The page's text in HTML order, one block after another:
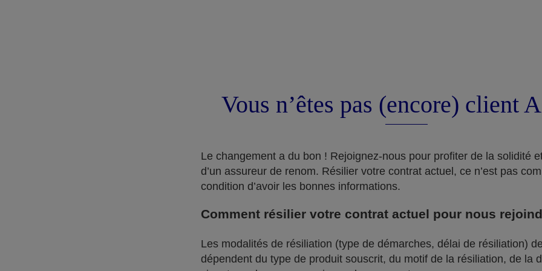
Vous n’êtes pas (encore) client
Le changement a du bon ! Rejoignez-nous pour profiter de la solidité
d’un assureur de renom. Résilier votre contrat actuel, ce n’est pas
condition d’avoir les bonnes informations.
Comment résilier votre contrat actuel pour nous
Les modalités de résiliation (type de démarches, délai de résiliation)
dépendent du type de produit souscrit, du motif de la résiliation, de la